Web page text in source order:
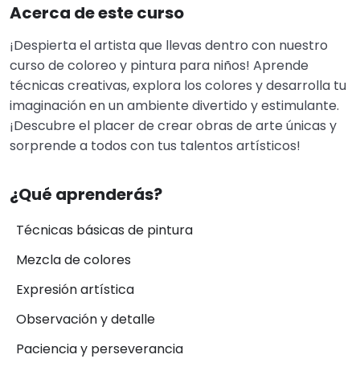
Acerca de este curso
¡Despierta el artista que llevas dentro con nuestro
curso de coloreo y pintura para niños! Aprende
técnicas creativas, explora los colores y desarrolla tu
imaginación en un ambiente divertido y estimulante.
¡Descubre el placer de crear obras de arte únicas y
sorprende a todos con tus talentos artísticos!
¿Qué aprenderás?
Técnicas básicas de pintura
Mezcla de colores
Expresión artística
Observación y detalle
Paciencia y perseverancia